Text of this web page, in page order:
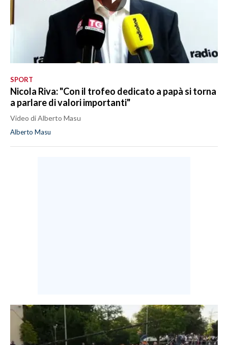
SPORT
Nicola Riva: "Con il trofeo dedicato a papà si torna
a parlare di valori importanti"
Video di Alberto Masu
Alberto Masu